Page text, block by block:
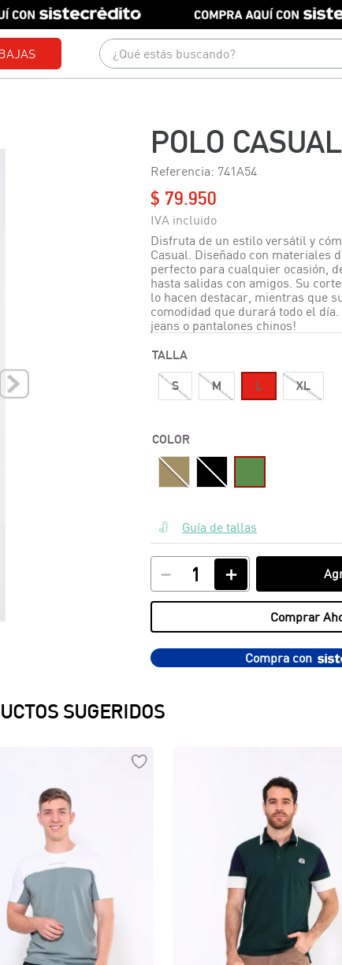
¿Qué estás buscando?
POLO CASUAL
Referencia: 741A54
$ 79.950
Disfruta de un estilo versátil y
Casual. Diseñado con materiales
perfecto para cualquier ocasión,
hasta salidas con amigos. Su
lo hacen destacar, mientras que
comodidad que durará todo el
jeans o pantalones chinos!
TALLA
S M L XL
COLOR
Guía de tallas
＋
－
Comprar
Compra con
SUGERIDOS